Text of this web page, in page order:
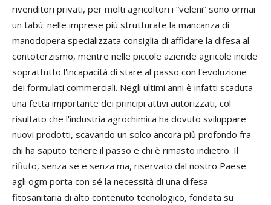
rivenditori privati, per molti agricoltori i “veleni” sono ormai
un tabù: nelle imprese più strutturate la mancanza di
manodopera specializzata consiglia di affidare la difesa al
contoterzismo, mentre nelle piccole aziende agricole incide
soprattutto l'incapacità di stare al passo con l'evoluzione
dei formulati commerciali. Negli ultimi anni è infatti scaduta
una fetta importante dei principi attivi autorizzati, col
risultato che l'industria agrochimica ha dovuto sviluppare
nuovi prodotti, scavando un solco ancora più profondo fra
chi ha saputo tenere il passo e chi è rimasto indietro. Il
rifiuto, senza se e senza ma, riservato dal nostro Paese
agli ogm porta con sé la necessità di una difesa
fitosanitaria di alto contenuto tecnologico, fondata su